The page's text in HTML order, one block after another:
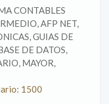
CONTABLES
AFP NET,
GUIAS DE
DE DATOS,
MAYOR,
1500